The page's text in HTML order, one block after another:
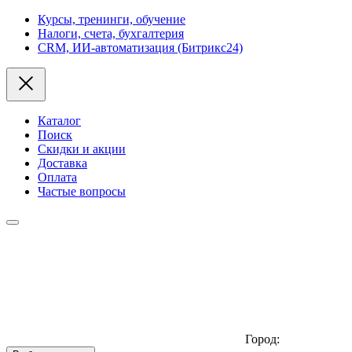
Курсы, тренинги, обучение
Налоги, счета, бухгалтерия
CRM, ИИ-автоматизация (Битрикс24)
Каталог
Поиск
Скидки и акции
Доставка
Оплата
Частые вопросы
Город: